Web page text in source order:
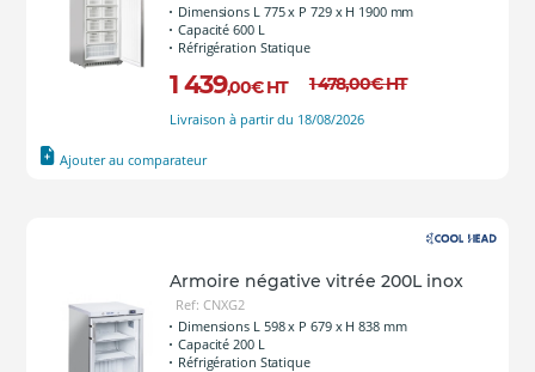
Dimensions L 775 x P 729 x H 1900 mm
Capacité 600 L
Réfrigération Statique
1 439,00€ HT 1 478,00€HT
Livraison à partir du 18/08/2026
Ajouter au comparateur
Armoire négative vitrée 200L inox
Ref: CNXG2
Dimensions L 598 x P 679 x H 838 mm
Capacité 200 L
Réfrigération Statique